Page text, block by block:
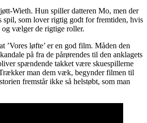
Wieth. Hun spiller datteren Mo, men der
spil, som lover rigtig godt for fremtiden, hvis
vælger de rigtige roller.
’Vores løfte’ er en god film. Måden den
på fra de pårørendes til den anklagets
spændende takket være skuespillerne
man dem væk, begynder filmen til
fremstår ikke så helstøbt, som man